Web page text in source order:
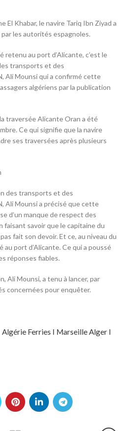
El Khabar, le navire Tariq Ibn Ziyad a
les autorités espagnoles.
retenu au port d’Alicante, c’est le
transports et des
Ali Mounsi qui a confirmé cette
algériens par la publication
traversée Alicante Oran a été
Ce qui signifie que la navire
ses traversées après plusieurs
des transports et des
Ali Mounsi a précisé que cette
d’un manque de respect des
faisant savoir que le capitaine du
fait son devoir. Et ce, au niveau du
au port d’Alicante. Ce qui a poussé
réponses fiables.
Ali Mounsi, a tenu à lancer, par
concernées pour enquêter.
Ferries I Marseille Alger I